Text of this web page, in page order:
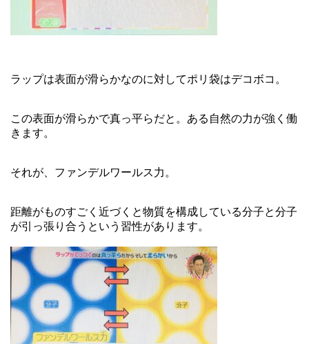
ラップは表面が滑らかなのに対してポリ袋はデコボコ。
この表面が滑らかで真っ平らだと。ある自然の力が強く働
きます。
それが、ファンデルワールス力。
距離がものすごく近づくと物質を構成している分子と分子
が引っ張り合うという習性があります。